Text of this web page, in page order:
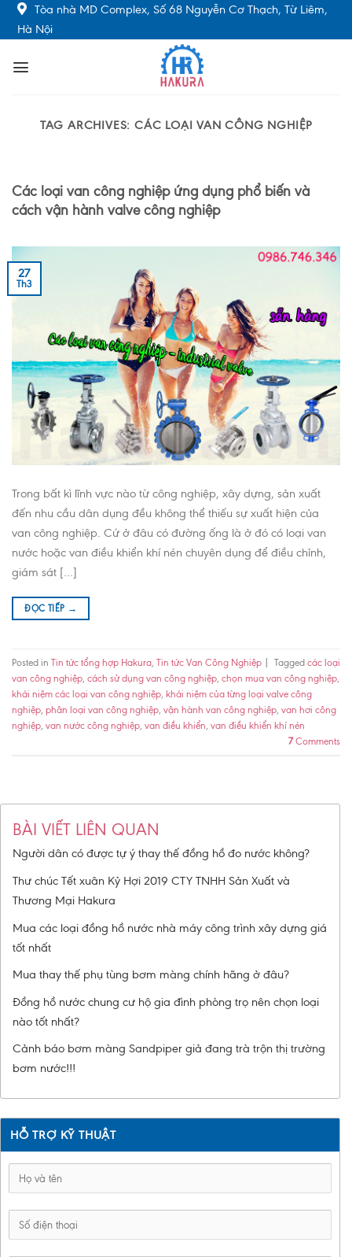
Skip
Tòa nhà MD Complex, Số 68 Nguyễn Cơ Thạch, Từ Liêm,
Hà Nội
TAG ARCHIVES: CÁC LOẠI VAN CÔNG NGHIỆP
Các loại van công nghiệp ứng dụng phổ biến và
cách vận hành valve công nghiệp
27
Th3
Trong bất kì lĩnh vực nào từ công nghiệp, xây dựng, sản xuất
đến nhu cầu dân dụng đều không thể thiếu sự xuất hiện của
van công nghiệp. Cứ ở đâu có đường ống là ở đó có loại van
nước hoặc van điều khiển khí nén chuyên dụng để điều chỉnh,
giám sát […]
ĐỌC TIẾP →
Posted in Tin tức tổng hợp Hakura, Tin tức Van Công Nghiệp Tagged các loại
van công nghiệp, cách sử dụng van công nghiệp, chọn mua van công nghiệp,
khái niệm các loại van công nghiệp, khái niệm của từng loại valve công
nghiệp, phân loại van công nghiệp, vận hành van công nghiệp, van hơi công
nghiệp, van nước công nghiệp, van điều khiển, van điều khiển khí nén
7Comments
BÀI VIẾT LIÊN QUAN
Người dân có được tự ý thay thế đồng hồ đo nước không?
Thư chúc Tết xuân Kỷ Hợi 2019 CTY TNHH Sản Xuất và
Thương Mại Hakura
Mua các loại đồng hồ nước nhà máy công trình xây dựng giá
tốt nhất
Mua thay thế phụ tùng bơm màng chính hãng ở đâu?
Đồng hồ nước chung cư hộ gia đình phòng trọ nên chọn loại
nào tốt nhất?
Cảnh báo bơm màng Sandpiper giả đang trà trộn thị trường
bơm nước!!!
HỖ TRỢ KỸ THUẬT